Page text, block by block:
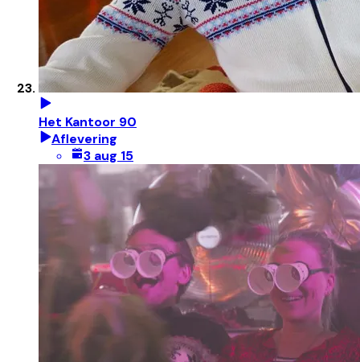
Het Kantoor 90
Aflevering
3 aug 15